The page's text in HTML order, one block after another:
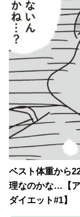
ベスト体重から
理なのかな…【
ダイエット#1】